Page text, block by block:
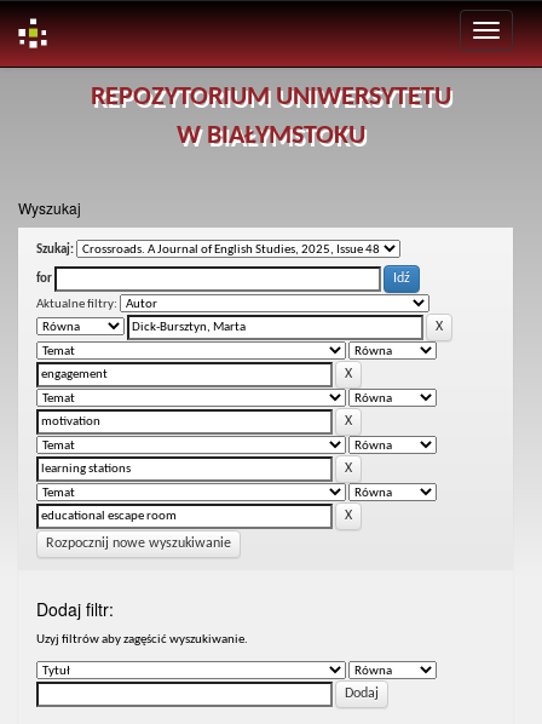
REPOZYTORIUM UNIWERSYTETU
W BIAŁYMSTOKU
Wyszukaj
Szukaj:
for
Aktualne filtry:
Rozpocznij nowe wyszukiwanie
Dodaj filtr:
Uzyj filtrów aby zagęścić wyszukiwanie.